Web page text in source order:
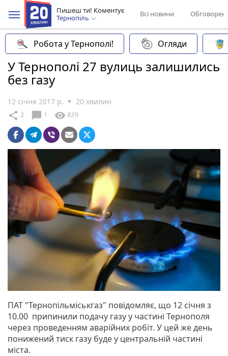
Пишеш ти! Коментує
Тернопіль
Всі новини
Робота у Тернополі! Огляди
У Тернополі 27 вулиць залишились
без газу
12 січня 2017 р. 20 хвилин
share 2 chat_bubble 1 visibility 839
ПАТ "Тернопільміськгаз" повідомляє, що 12 січня з
10.00 припинили подачу газу у частині Тернополя
через проведенням аварійних робіт. У цей же день
понижений тиск газу буде у центральній частині
міста.